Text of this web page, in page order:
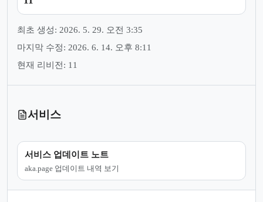
최초 생성: 2026. 5. 29. 오전 3:35
마지막 수정: 2026. 6. 14. 오후 8:11
현재 리비전: 11
서비스
서비스 업데이트 노트
aka.page 업데이트 내역 보기